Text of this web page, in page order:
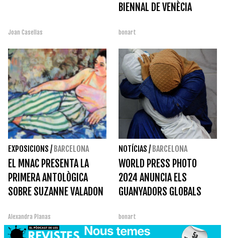
Joan Casellas
BIENNAL DE VENÈCIA
bonart
EXPOSICIONS / BARCELONA
EL MNAC PRESENTA LA
PRIMERA ANTOLÒGICA
SOBRE SUZANNE VALADON
Alexandra Planas
NOTÍCIAS / BARCELONA
WORLD PRESS PHOTO
2024 ANUNCIA ELS
GUANYADORS GLOBALS
bonart